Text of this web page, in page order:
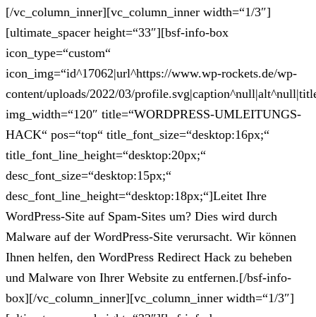
[/vc_column_inner][vc_column_inner width=“1/3″]
[ultimate_spacer height=“33″][bsf-info-box
icon_type=“custom“
icon_img=“id^17062|url^https://www.wp-rockets.de/wp-
content/uploads/2022/03/
img_width=“120″ title=“WORDPRESS-UMLEITUNGS-
HACK“ pos=“top“ title_font_size=“desktop:16px;“
title_font_line_height=“desktop:20px;“
desc_font_size=“desktop:15px;“
desc_font_line_height=“desktop:18px;“]Leitet Ihre
WordPress-Site auf Spam-Sites um? Dies wird durch
Malware auf der WordPress-Site verursacht. Wir können
Ihnen helfen, den WordPress Redirect Hack zu beheben
und Malware von Ihrer Website zu entfernen.[/bsf-info-
box][/vc_column_inner][vc_column_inner width=“1/3″]